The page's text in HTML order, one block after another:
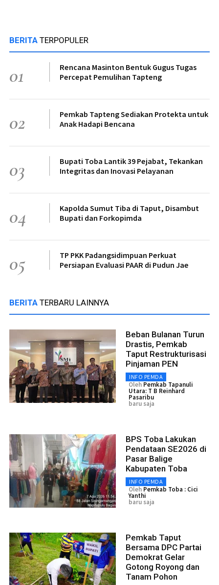
BERITA TERPOPULER
01
Rencana Masinton Bentuk Gugus Tugas
Percepat Pemulihan Tapteng
02
Pemkab Tapteng Sediakan Protekta untuk
Anak Hadapi Bencana
03
Bupati Toba Lantik 39 Pejabat, Tekankan
Integritas dan Inovasi Pelayanan
04
Kapolda Sumut Tiba di Taput, Disambut
Bupati dan Forkopimda
05
TP PKK Padangsidimpuan Perkuat
Persiapan Evaluasi PAAR di Pudun Jae
BERITA TERBARU LAINNYA
Beban Bulanan Turun
Drastis, Pemkab
Taput Restrukturisasi
Pinjaman PEN
INFO PEMDA
Oleh Pemkab Tapanuli
Utara: T B Reinhard
Pasaribu
baru saja
BPS Toba Lakukan
Pendataan SE2026 di
Pasar Balige
Kabupaten Toba
INFO PEMDA
Oleh Pemkab Toba : Cici
Yanthi
baru saja
Pemkab Taput
Bersama DPC Partai
Demokrat Gelar
Gotong Royong dan
Tanam Pohon